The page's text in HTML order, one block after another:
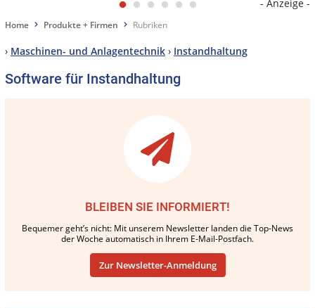
- Anzeige -
Home Produkte + Firmen Rubriken
› Maschinen- und Anlagentechnik › Instandhaltung
Software für Instandhaltung
BLEIBEN SIE INFORMIERT!
Bequemer geht’s nicht: Mit unserem Newsletter landen die Top-News
der Woche automatisch in Ihrem E-Mail-Postfach.
Zur Newsletter-Anmeldung